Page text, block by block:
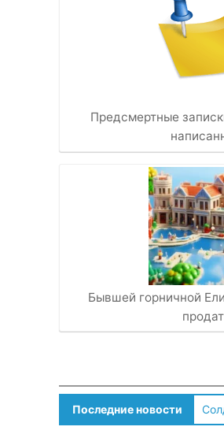
Предсмертные
Бывшей горничной
Последние новости